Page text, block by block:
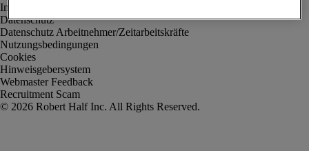
Impressum
Datenschutz
Datenschutz Arbeitnehmer/Zeitarbeitskräfte
Nutzungsbedingungen
Cookies
Hinweisgebersystem
Webmaster Feedback
Recruitment Scam